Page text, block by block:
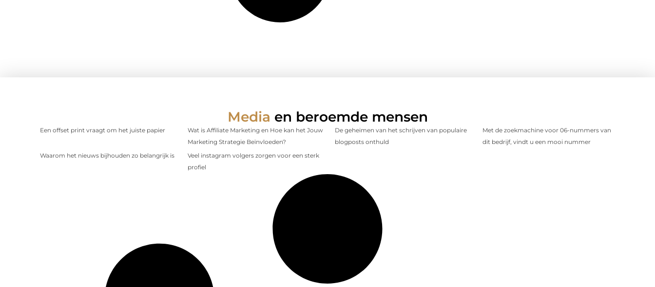
Media en beroemde mensen
Een offset print vraagt om het juiste papier
Wat is Affiliate Marketing en Hoe kan het Jouw
Marketing Strategie Beïnvloeden?
De geheimen van het schrijven van populaire
blogposts onthuld
Met de zoekmachine voor 06-nummers van
dit bedrijf, vindt u een mooi nummer
Waarom het nieuws bijhouden zo belangrijk is
Veel instagram volgers zorgen voor een sterk
profiel